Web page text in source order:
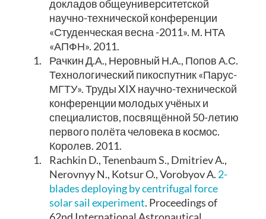
докладов общеуниверситетской
научно-технической конференции
«Студенческая весна -2011». М. НТА
«АПФН». 2011.
1.
Рачкин Д.А., Неровный Н.А., Попов А.С.
Технологический пикоспутник «Парус-
МГТУ». Труды XIX научно-технической
конференции молодых учёных и
специалистов, посвящённой 50-летию
первого полёта человека в космос.
Королев. 2011.
1.
Rachkin D., Tenenbaum S., Dmitriev A.,
Nerovnyy N., Kotsur O., Vorobyov A. 2-
blades deploying by centrifugal force
solar sail experiment. Proceedings of